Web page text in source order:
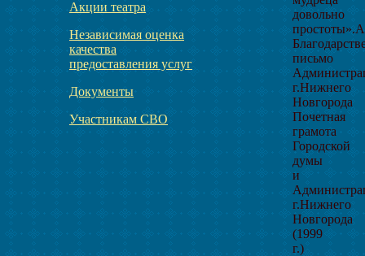
Акции театра
Независимая оценка
качества
предоставления услуг
Документы
Участникам СВО
довольно
письмо
г.Нижнего
Новгорода
Почетная
грамота
Городской
думы
и
г.Нижнего
Новгорода
(1999
г.)